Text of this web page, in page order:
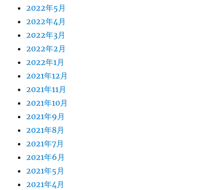
2022年5月
2022年4月
2022年3月
2022年2月
2022年1月
2021年12月
2021年11月
2021年10月
2021年9月
2021年8月
2021年7月
2021年6月
2021年5月
2021年4月